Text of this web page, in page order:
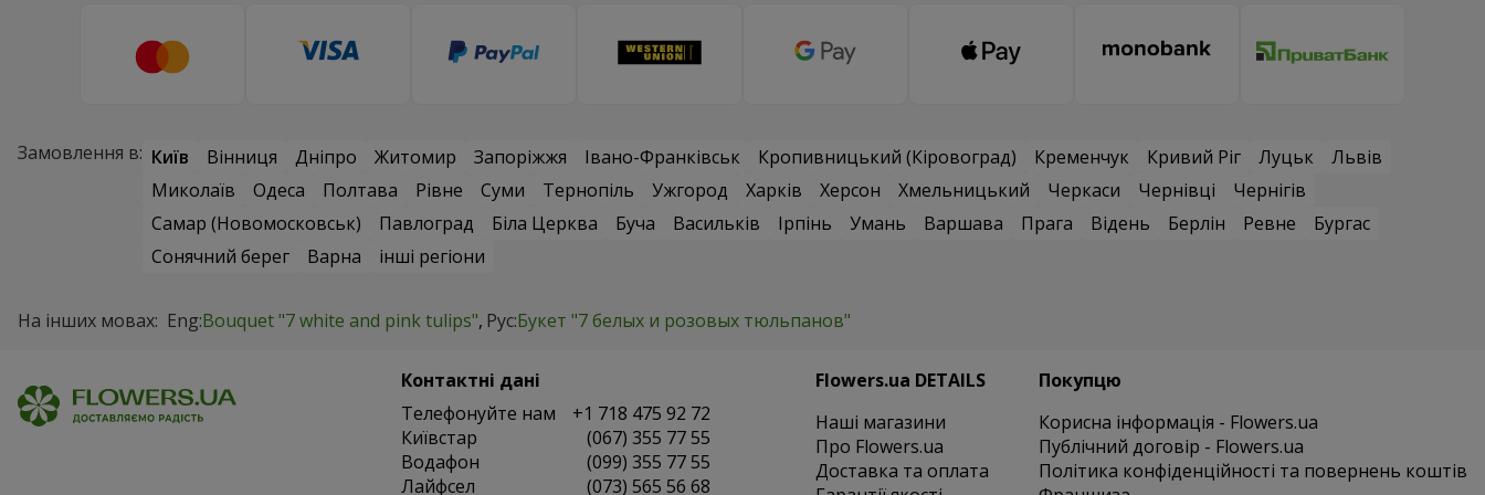
Замовлення в: Київ Вінниця Дніпро Житомир Запоріжжя Івано-Франківськ Кропивницький (Кіровоград) Кременчук Кривий Ріг Луцьк
Львів
Миколаїв
Одеса Полтава Рівне Суми Тернопіль Ужгород Харків Херсон Хмельницький Черкаси Чернівці
Чернігів
Самар (Новомосковськ)
Павлоград Біла Церква Буча Васильків Ірпінь Умань Варшава Прага Відень Берлін Ревне
Бургас
Сонячний берег
Варна інші регіони
На інших мовах: Eng:Bouquet "7 white and pink tulips" Рус:Букет "7 белых и розовых тюльпанов"
Контактні дані
Телефонуйте нам
+1 718 475 92 72
Київстар
(067) 355 77 55
Водафон
(099) 355 77 55
Лайфсел
(073) 565 56 68
Flowers.ua DETAILS
Наші магазини
Про Flowers.ua
Доставка та оплата
Покупцю
Корисна інформація - Flowers.ua
Публічний договір - Flowers.ua
Політика конфіденційності та повернень коштів